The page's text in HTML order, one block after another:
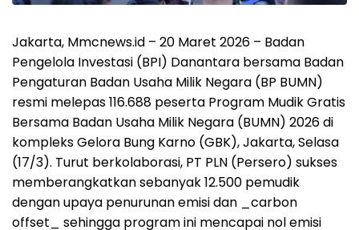
Jakarta, Mmcnews.id – 20 Maret 2026 – Badan
Pengelola Investasi (BPI) Danantara bersama Badan
Pengaturan Badan Usaha Milik Negara (BP BUMN)
resmi melepas 116.688 peserta Program Mudik Gratis
Bersama Badan Usaha Milik Negara (BUMN) 2026 di
kompleks Gelora Bung Karno (GBK), Jakarta, Selasa
(17/3). Turut berkolaborasi, PT PLN (Persero) sukses
memberangkatkan sebanyak 12.500 pemudik
dengan upaya penurunan emisi dan _carbon
offset_ sehingga program ini mencapai nol emisi